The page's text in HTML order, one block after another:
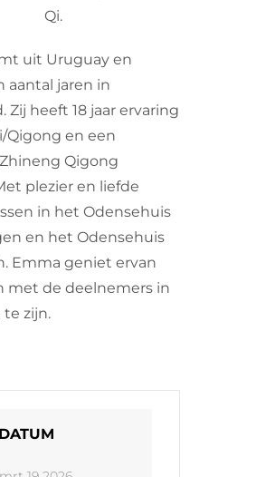
Qi.
uit Uruguay en
aantal jaren in
Zij heeft 18 jaar ervaring
Qigong en een
Qigong
plezier en liefde
in het Odensehuis
en het Odensehuis
Emma geniet ervan
met de deelnemers in
zijn.
DATUM